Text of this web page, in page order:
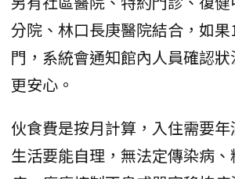
分院、林口長庚醫院結合，如
門，系統會通知館內人員確認
更安心。
伙食費是按月計算，入住需要
生活要能自理，無法定傳染病